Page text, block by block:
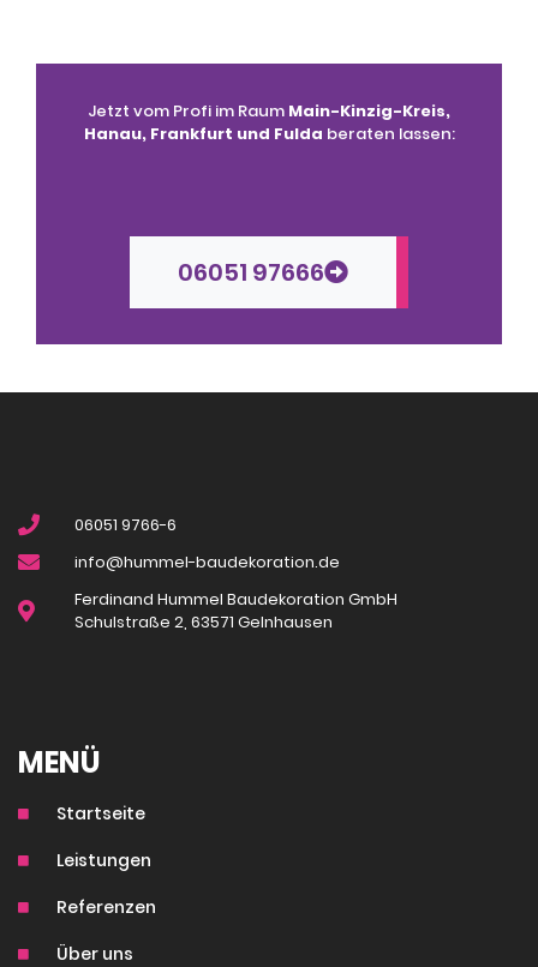
Jetzt vom Profi im Raum Main-Kinzig-Kreis,
Hanau, Frankfurt und Fulda beraten lassen:
06051 97666
06051 9766-6
info@hummel-baudekoration.de
Ferdinand Hummel Baudekoration GmbH
Schulstraße 2, 63571 Gelnhausen
MENÜ
Startseite
Leistungen
Referenzen
Über uns